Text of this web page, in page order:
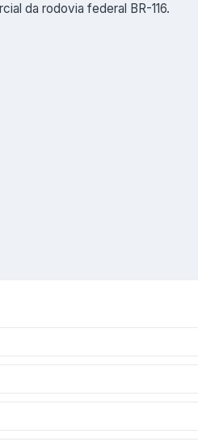
da rodovia federal BR-116.